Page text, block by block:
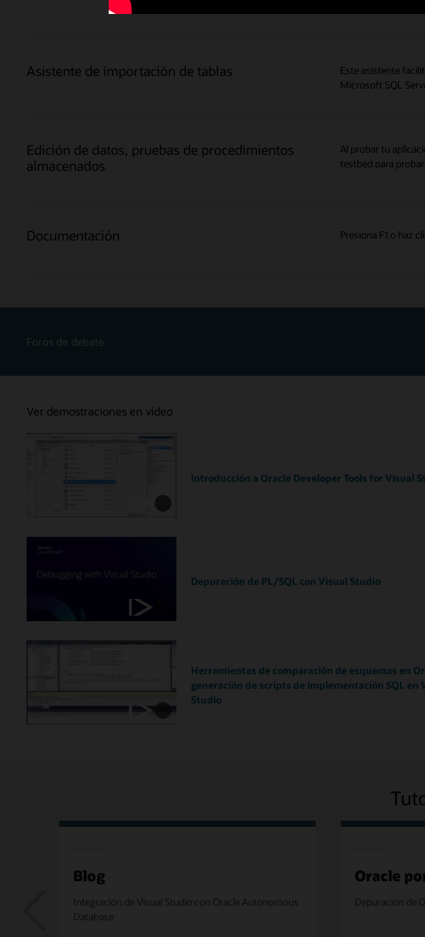
Asistente de importación de tablas
Este asistente
Microsoft SQL
Edición de datos, pruebas de procedimientos
almacenados
Al probar tu
testbed para
Documentación Presiona F1 o haz
Foros de debate
Ver demostraciones en video
Introducción a Oracle Developer Tools for Visual
Depuración de PL/SQL con Visual Studio
Herramientas de comparación de esquemas en
generación de scripts de implementación SQL en
Studio
Blog
Integración de Visual Studio con Oracle Autonomous
Database
Oracle
Depuración de